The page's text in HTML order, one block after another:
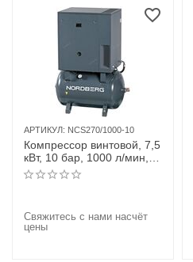
АРТИКУЛ: NCS270/1000-10
Компрессор винтовой, 7,5
кВт, 10 бар, 1000 л/мин,
ресивер 270 л
Свяжитесь с нами насчёт
цены